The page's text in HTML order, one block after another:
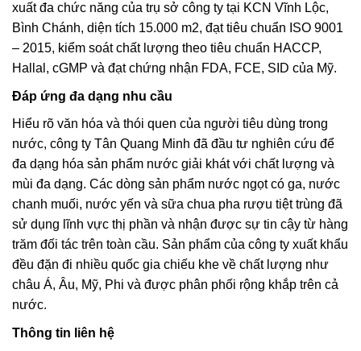
xuất đa chức năng của trụ sở công ty tại KCN Vĩnh Lộc,
Bình Chánh, diện tích 15.000 m2, đạt tiêu chuẩn ISO 9001
– 2015, kiểm soát chất lượng theo tiêu chuẩn HACCP,
Hallal, cGMP và đạt chứng nhận FDA, FCE, SID của Mỹ.
Đáp ứng đa dạng nhu cầu
Hiểu rõ văn hóa và thói quen của người tiêu dùng trong
nước, công ty Tân Quang Minh đã đầu tư nghiên cứu để
đa dạng hóa sản phẩm nước giải khát với chất lượng và
mùi đa dạng. Các dòng sản phẩm nước ngọt có ga, nước
chanh muối, nước yến và sữa chua pha rượu tiệt trùng đã
sử dụng lĩnh vực thị phần và nhận được sự tin cậy từ hàng
trăm đối tác trên toàn cầu. Sản phẩm của công ty xuất khẩu
đều đặn đi nhiều quốc gia chiếu khe về chất lượng như
châu Á, Âu, Mỹ, Phi và được phân phối rộng khắp trên cả
nước.
Thông tin liên hệ